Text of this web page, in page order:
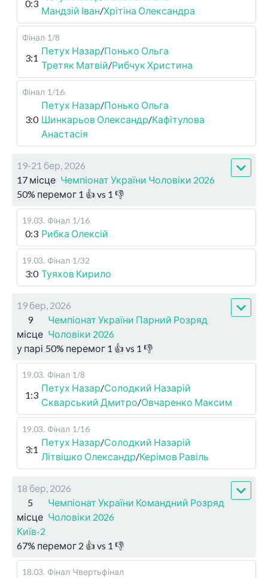
0:3
Мандзій Іван/Хрітіна Олександра
Фінал 1/8
3:1
Петух Назар/Понько Ольга
Третяк Матвій/Рибчук Христина
Фінал 1/16
3:0
Петух Назар/Понько Ольга
Шинкарьов Олександр/Кафітулова
Анастасія
19-21 бер, 2026
17 місце Чемпіонат України Чоловіки 2026
50% перемог 1 👍 vs 1 👎
19.03. Фінал 1/16
0:3 Рибка Олексій
19.03. Фінал 1/32
3:0 Туяхов Кирило
19 бер, 2026
9
місце
Чемпіонат України Парний Розряд
Чоловіки 2026
у парі 50% перемог 1 👍 vs 1 👎
19.03. Фінал 1/8
1:3
Петух Назар/Солодкий Назарій
Скварський Дмитро/Овчаренко Максим
19.03. Фінал 1/16
3:1
Петух Назар/Солодкий Назарій
Літвішко Олександр/Керімов Равіль
18 бер, 2026
5
місце
Чемпіонат України Командний Розряд
Чоловіки 2026
Київ-2
67% перемог 2 👍 vs 1 👎
18.03. Фінал Чвертьфінал